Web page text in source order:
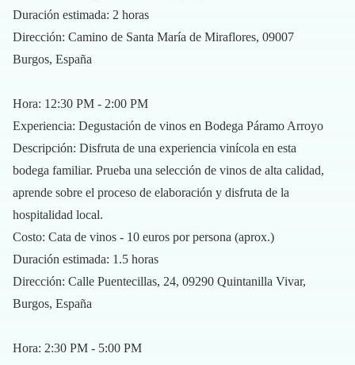
Duración estimada: 2 horas
Dirección: Camino de Santa María de Miraflores, 09007
Burgos, España
Hora: 12:30 PM - 2:00 PM
Experiencia: Degustación de vinos en Bodega Páramo Arroyo
Descripción: Disfruta de una experiencia vinícola en esta
bodega familiar. Prueba una selección de vinos de alta calidad,
aprende sobre el proceso de elaboración y disfruta de la
hospitalidad local.
Costo: Cata de vinos - 10 euros por persona (aprox.)
Duración estimada: 1.5 horas
Dirección: Calle Puentecillas, 24, 09290 Quintanilla Vivar,
Burgos, España
Hora: 2:30 PM - 5:00 PM